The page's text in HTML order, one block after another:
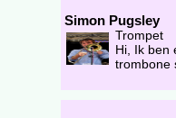
Simon Pugsley
Trompet
Hi, Ik ben
trombone